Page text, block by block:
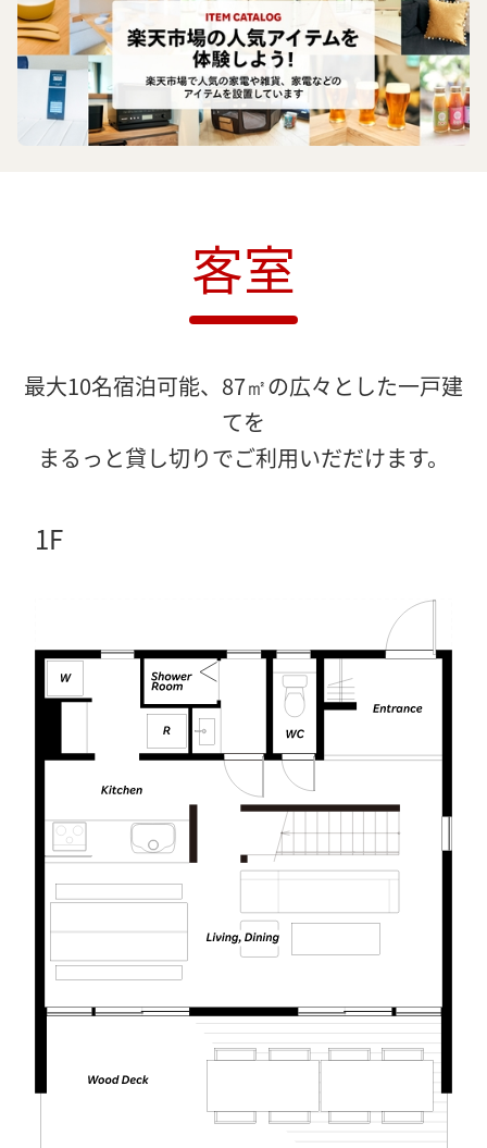
客室
最大10名宿泊可能、87㎡の広々とした一戸建
てを
まるっと貸し切りでご利用いだだけます。
1F